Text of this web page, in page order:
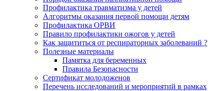
Профилактика травматизма у детей
Алгоритмы оказания первой помощи детям
Профилактика ОРВИ
Правило профилактики ожогов у детей
Как защититься от респираторных заболеваний ?
Полезные материалы
Памятка для беременных
Правила Безопасности
Сертификат молодоженов
Перечень исследований и мероприятий в рамках